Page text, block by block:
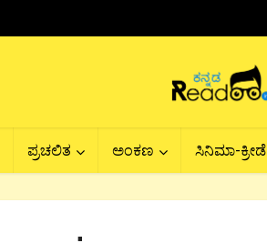
ಪ್ರಚಲಿತ ಅಂಕಣ ಸಿನಿಮಾ-ಕ್ರೀಡೆ